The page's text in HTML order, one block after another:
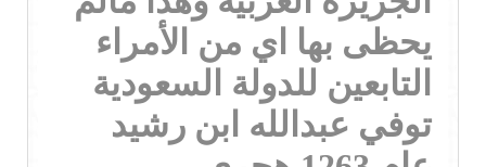
يحظى بها اي من الأمراء
التابعين للدولة السعودية
توفي عبدالله ابن رشيد